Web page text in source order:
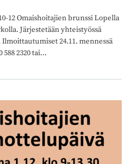
12 Omaishoitajien brunssi Lopella
Järjestetään yhteistyössä
24.11. mennessä
2320 tai…